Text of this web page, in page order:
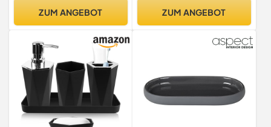
Toilettenbürste und
ZUM ANGEBOT ZUM ANGEBOT